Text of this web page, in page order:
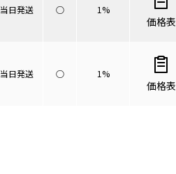
当日発送 ○ 1%
価格表
当日発送 ○ 1%
価格表